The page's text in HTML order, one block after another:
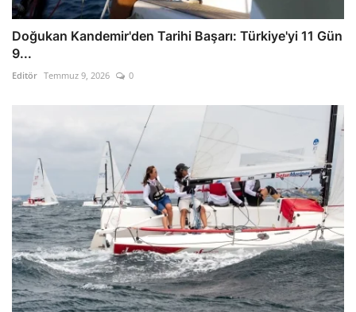
Doğukan Kandemir'den Tarihi Başarı: Türkiye'yi 11 Gün
9...
Editör Temmuz 9, 2026 0